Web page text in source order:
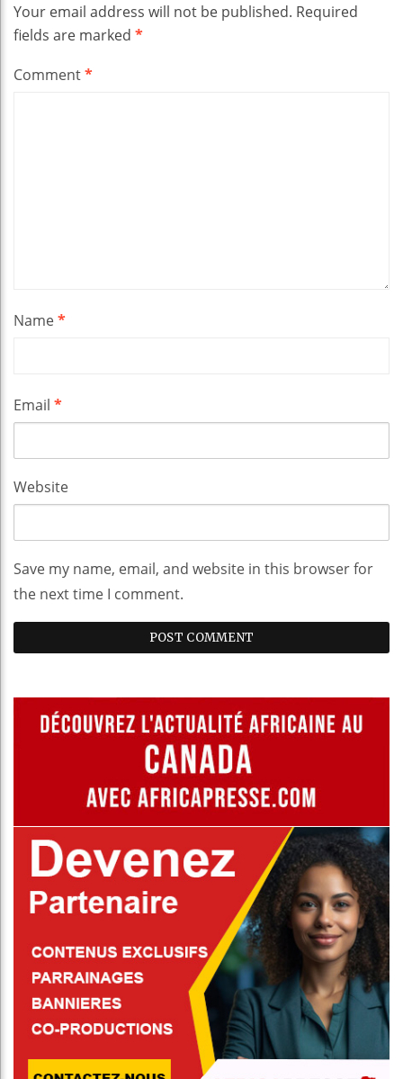
Your email address will not be published. Required
fields are marked *
Comment*
Name*
Email *
Website
Save my name, email, and website in this browser for
the next time I comment.